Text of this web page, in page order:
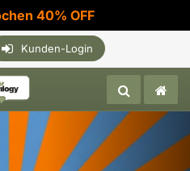
40% OFF
Kunden-Login